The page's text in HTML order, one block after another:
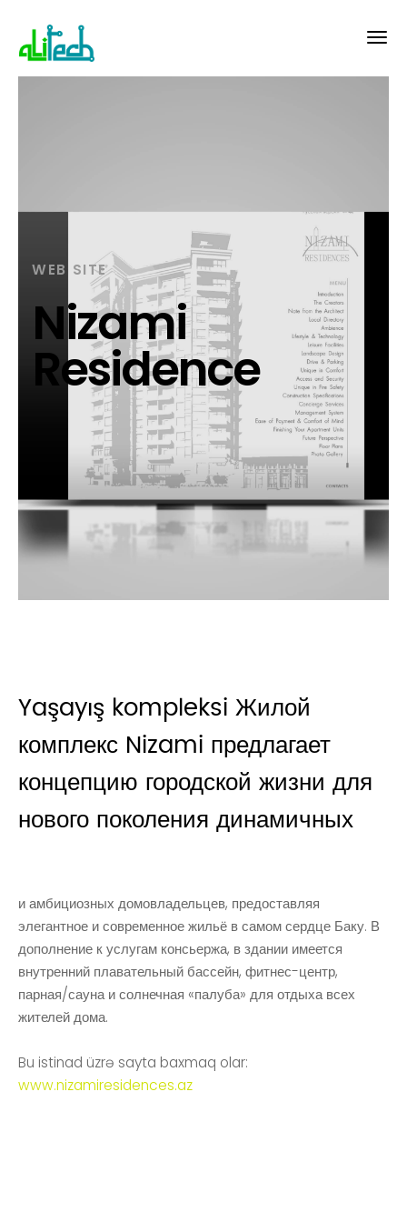
WEB SITE
Nizami
Residence
Yaşayış kompleksi Жилой
комплекс Nizami предлагает
концепцию городской жизни для
нового поколения динамичных
и амбициозных домовладельцев, предоставляя
элегантное и современное жильё в самом сердце Баку. В
дополнение к услугам консьержа, в здании имеется
внутренний плавательный бассейн, фитнес-центр,
парная/сауна и солнечная «палуба» для отдыха всех
жителей дома.
Bu istinad üzrə sayta baxmaq olar:
www.nizamiresidences.az